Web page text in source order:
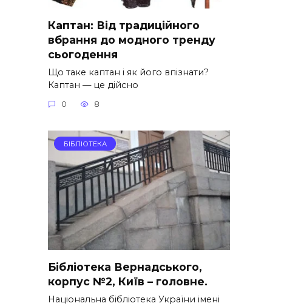
Каптан: Від традиційного
вбрання до модного тренду
сьогодення
Що таке каптан і як його впізнати?
Каптан — це дійсно
0 8
БІБЛІОТЕКА
Бібліотека Вернадського,
корпус №2, Київ – головне.
Національна бібліотека України імені